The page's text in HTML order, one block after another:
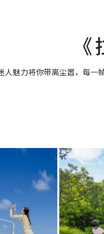
人魅力将你带离尘嚣，每